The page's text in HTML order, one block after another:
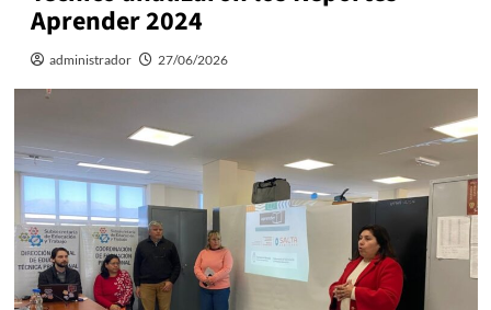
Aprender 2024
administrador 27/06/2026